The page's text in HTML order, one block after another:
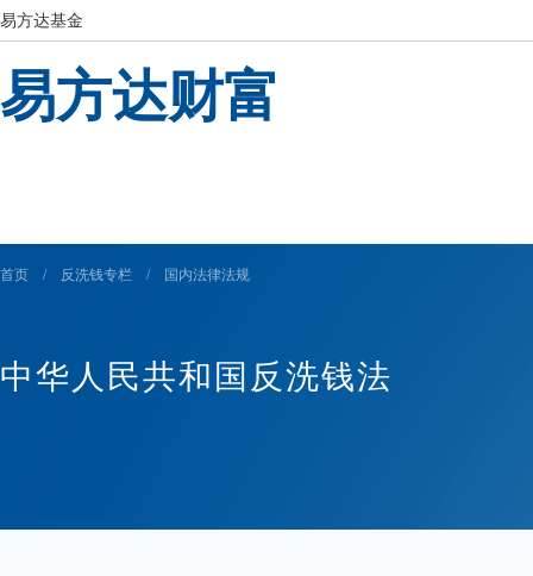
易方达基金
易方达财富
首页 / 反洗钱专栏 / 国内法律法规
中华人民共和国反洗钱法